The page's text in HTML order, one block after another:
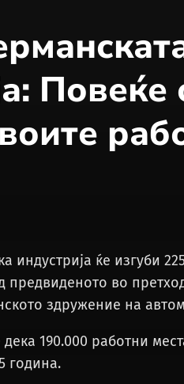
индустрија ќе изгуби
предвиденото во
здружение на
190.000 работни
година.